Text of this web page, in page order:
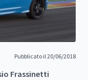
Pubblicato il 20/06/2018
Frassinetti